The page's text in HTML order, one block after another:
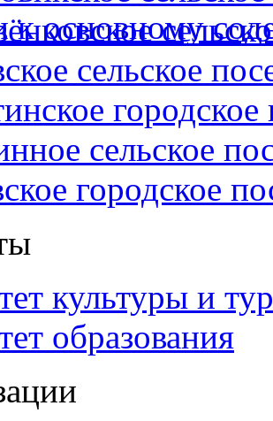
к основному
сельское
городское
сельское
городское
культуры и
образования